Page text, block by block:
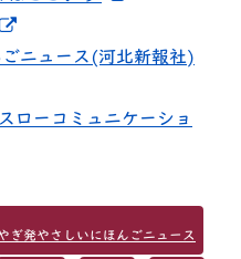
ニュース(河北新報社)
ローコミュニケーショ
ぎ発やさしいにほんごニュース